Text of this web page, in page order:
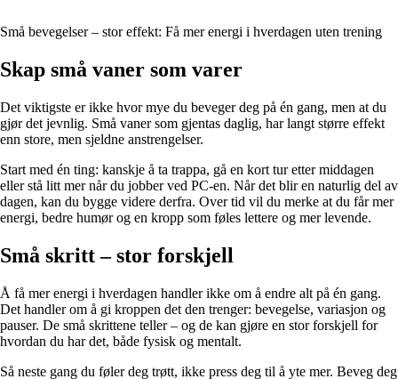
Små bevegelser – stor effekt: Få mer energi i hverdagen uten trening
Skap små vaner som varer
Det viktigste er ikke hvor mye du beveger deg på én gang, men at du
gjør det jevnlig. Små vaner som gjentas daglig, har langt større effekt
enn store, men sjeldne anstrengelser.
Start med én ting: kanskje å ta trappa, gå en kort tur etter middagen
eller stå litt mer når du jobber ved PC-en. Når det blir en naturlig del av
dagen, kan du bygge videre derfra. Over tid vil du merke at du får mer
energi, bedre humør og en kropp som føles lettere og mer levende.
Små skritt – stor forskjell
Å få mer energi i hverdagen handler ikke om å endre alt på én gang.
Det handler om å gi kroppen det den trenger: bevegelse, variasjon og
pauser. De små skrittene teller – og de kan gjøre en stor forskjell for
hvordan du har det, både fysisk og mentalt.
Så neste gang du føler deg trøtt, ikke press deg til å yte mer. Beveg deg